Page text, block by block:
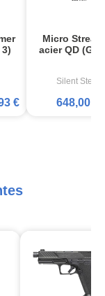
€
Micro
acier QD
Silent Steel
648,00 €